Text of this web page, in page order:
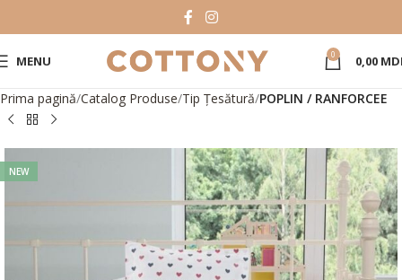
MENU 0 0,00
Prima pagină Catalog Produse Tip Țesătură POPLIN / RANFORCEE
NEW